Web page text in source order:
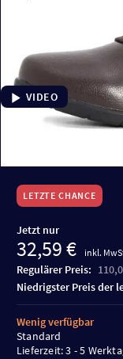
VIDEO
LETZTE CHANCE
Jetzt nur
32,59 € inkl.
Regulärer Preis:
niedrigster Preis der
Wenig verfügbar
Standard
Lieferzeit: 3 - 5